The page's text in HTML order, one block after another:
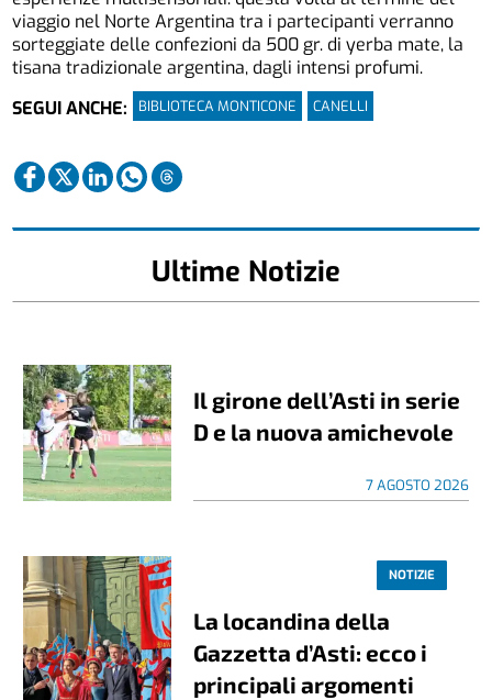
viaggio nel Norte Argentina tra i partecipanti verranno
sorteggiate delle confezioni da 500 gr. di yerba mate, la
tisana tradizionale argentina, dagli intensi profumi.
SEGUI ANCHE:
BIBLIOTECA MONTICONE CANELLI
Ultime Notizie
Il girone dell’Asti in serie
D e la nuova amichevole
7 AGOSTO 2026
NOTIZIE
La locandina della
Gazzetta d’Asti: ecco i
principali argomenti